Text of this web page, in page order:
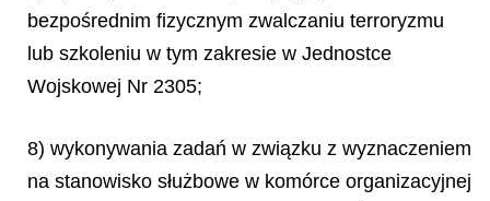
bezpośrednim fizycznym zwalczaniu terroryzmu
lub szkoleniu w tym zakresie w Jednostce
Wojskowej Nr 2305;
8) wykonywania zadań w związku z wyznaczeniem
na stanowisko służbowe w komórce organizacyjnej